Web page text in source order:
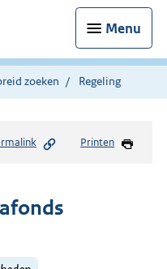
Menu
zoeken Regeling
Printen